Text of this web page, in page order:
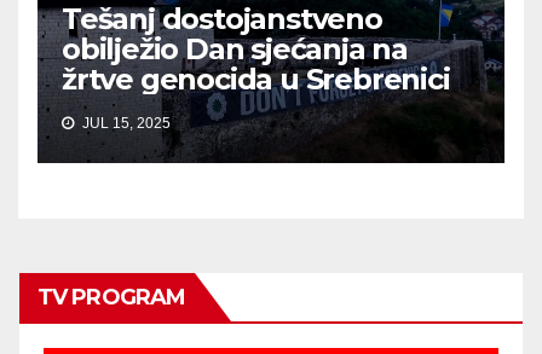
Tešanj dostojanstveno
obilježio Dan sjećanja na
žrtve genocida u Srebrenici
JUL 15, 2025
TV PROGRAM